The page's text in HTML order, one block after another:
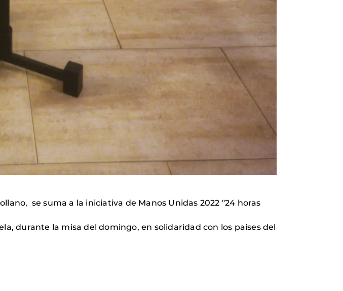
se suma a la iniciativa de Manos Unidas 2022 "24 horas
durante la misa del domingo, en solidaridad con los países del